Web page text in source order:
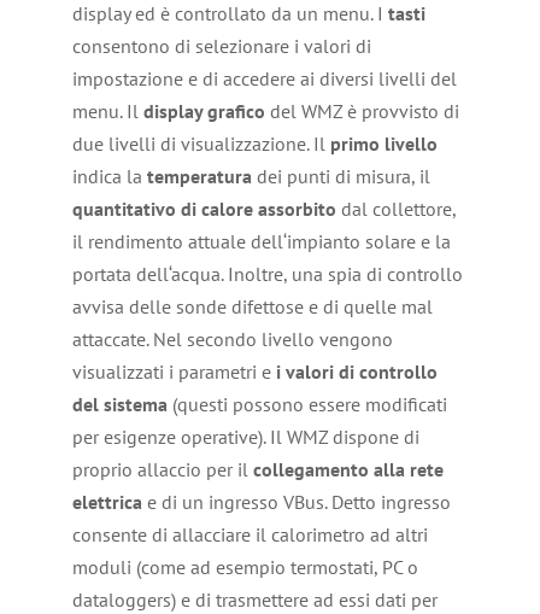
display ed è controllato da un menu. I tasti
consentono di selezionare i valori di
impostazione e di accedere ai diversi livelli del
menu. Ildisplay grafico del WMZ è provvisto di
due livelli di visualizzazione. Ilprimo livello
indica la temperaturadei punti di misura, il
quantitativo di calore assorbito dal collettore,
il rendimento attuale dell‘impianto solare e la
portata dell‘acqua. Inoltre, una spia di controllo
avvisa delle sonde difettose e di quelle mal
attaccate. Nel secondo livello vengono
visualizzati i parametri e i valori di controllo
del sistema(questi possono essere modificati
per esigenze operative). Il WMZ dispone di
proprio allaccio per il collegamento alla rete
elettricae di un ingresso VBus. Detto ingresso
consente di allacciare il calorimetro ad altri
moduli (come ad esempio termostati, PC o
dataloggers) e di trasmettere ad essi dati per